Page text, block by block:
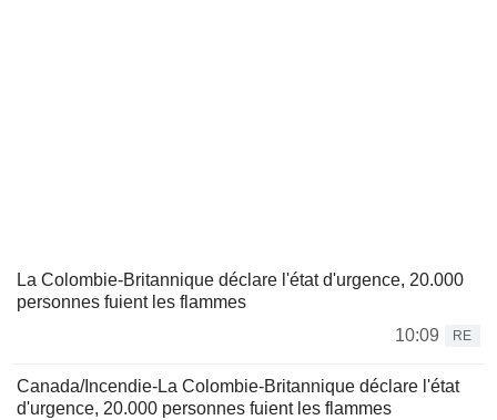
La Colombie-Britannique déclare l'état d'urgence, 20.000
personnes fuient les flammes
10:09
RE
Canada/Incendie-La Colombie-Britannique déclare l'état
d'urgence, 20.000 personnes fuient les flammes